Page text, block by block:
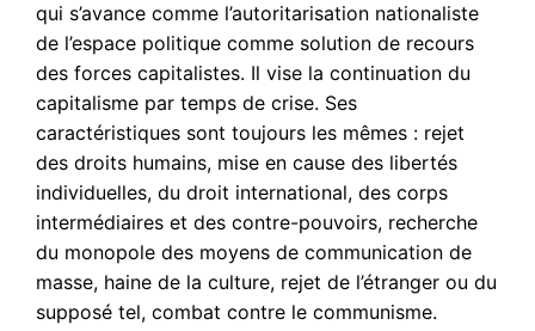
qui s’avance comme l’autoritarisation nationaliste
de l’espace politique comme solution de recours
des forces capitalistes. Il vise la continuation du
capitalisme par temps de crise. Ses
caractéristiques sont toujours les mêmes : rejet
des droits humains, mise en cause des libertés
individuelles, du droit international, des corps
intermédiaires et des contre-pouvoirs, recherche
du monopole des moyens de communication de
masse, haine de la culture, rejet de l’étranger ou du
supposé tel, combat contre le communisme.